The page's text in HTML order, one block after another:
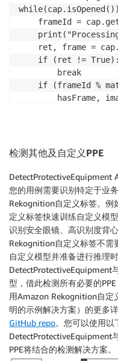
                    ]
                },
                {
                {
                },
                {
frameId =
ret, frame =
    if (ret != True):
        break
if (frameId %
hasFrame,
                }
            )
for person
print(ppeLabels)
with
检测其他及自定义 PPE
DetectProtectiveEquipment
您的用例需要识别特定于业
Rekognition自定义标签。例
定义标签快速训练自定义模
识别安全眼镜、高识别度背
Rekognition自定义标签不需
自定义模型并准备进行推理
DetectProtectiveEquipment
型，借此检测所有必要的
用Amazon Rekognition自定
明的示例解决方案）的更多
GitHub repo。您可以使用
DetectProtectiveEquipment
PPE将结合的检测解决方案。